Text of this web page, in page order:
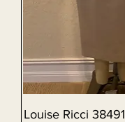
Louise Ricci 38491